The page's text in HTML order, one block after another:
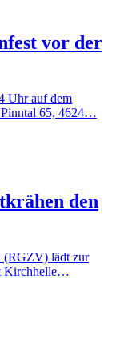
vor der
Uhr auf dem
Pinntal 65, 4624…
den
(RGZV) lädt zur
Kirchhelle…